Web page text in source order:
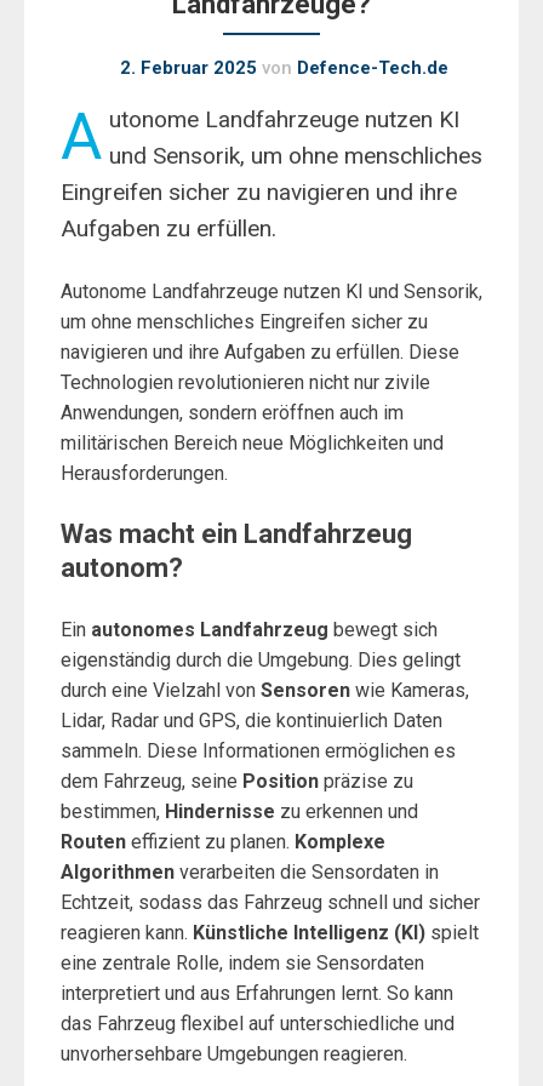
2. Februar 2025 von Defence-Tech.de
A utonome Landfahrzeuge nutzen KI
und Sensorik, um ohne menschliches
Eingreifen sicher zu navigieren und ihre
Aufgaben zu erfüllen.
Autonome Landfahrzeuge nutzen KI und Sensorik,
um ohne menschliches Eingreifen sicher zu
navigieren und ihre Aufgaben zu erfüllen. Diese
Technologien revolutionieren nicht nur zivile
Anwendungen, sondern eröffnen auch im
militärischen Bereich neue Möglichkeiten und
Herausforderungen.
Was macht ein Landfahrzeug
autonom?
Ein autonomes Landfahrzeug bewegt sich
eigenständig durch die Umgebung. Dies gelingt
durch eine Vielzahl von Sensoren wie Kameras,
Lidar, Radar und GPS, die kontinuierlich Daten
sammeln. Diese Informationen ermöglichen es
dem Fahrzeug, seine Position präzise zu
bestimmen, Hindernisse zu erkennen und
Routen effizient zu planen. Komplexe
Algorithmen verarbeiten die Sensordaten in
Echtzeit, sodass das Fahrzeug schnell und sicher
reagieren kann. Künstliche Intelligenz (KI) spielt
eine zentrale Rolle, indem sie Sensordaten
interpretiert und aus Erfahrungen lernt. So kann
das Fahrzeug flexibel auf unterschiedliche und
unvorhersehbare Umgebungen reagieren.